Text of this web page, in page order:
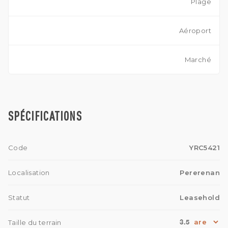
Aéroport
Marché
SPÉCIFICATIONS
Code YRC5421
Localisation Pererenan
Statut Leasehold
Taille du terrain 3.5